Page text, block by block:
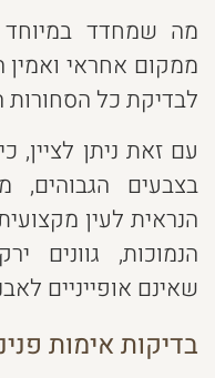
מה שמחדד
ממקום אחראי
לבדיקת כל הסחורות
בצבעים הגבוהים,
הנראית לעין
הנמוכות, גוונים
שאינם אופייניים
בדיקות אימות